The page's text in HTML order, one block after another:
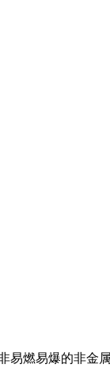
燃易爆的非金